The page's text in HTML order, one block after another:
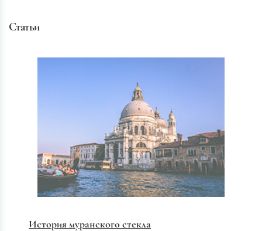
Статьи
История муранского стекла